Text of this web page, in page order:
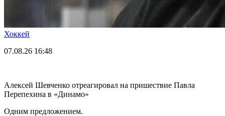
Хоккей
07.08.26 16:48
Алексей Шевченко отреагировал на пришествие Павла
Перепехина в «Динамо»
Одним предложением.